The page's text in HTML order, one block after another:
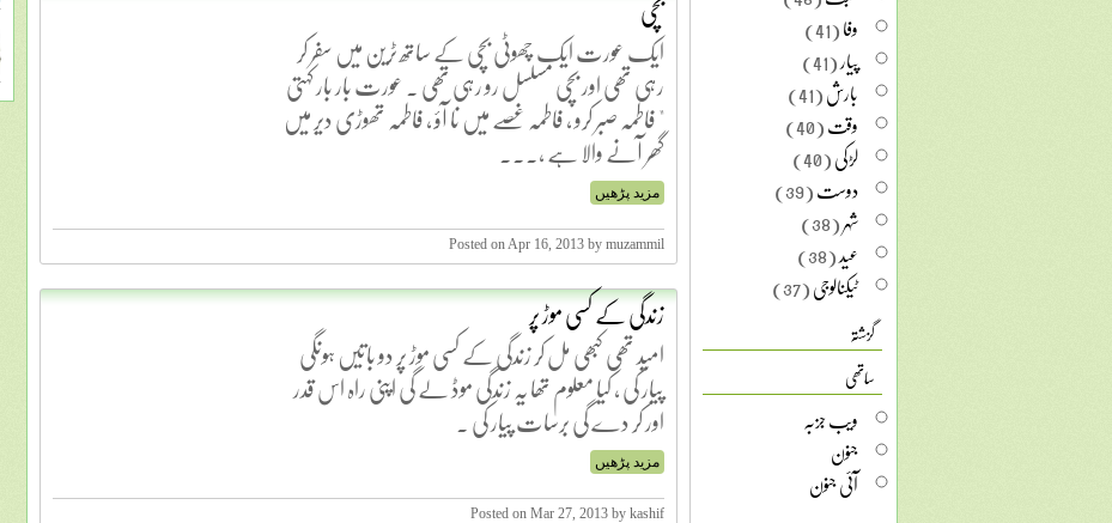
ایک عورت ایک چھوٹی بچی کے ساتھ ٹرین میں سفر کر
رہی تھی اور بچی مسلسل رو رہی تھی . عورت بار بار کہتی
" فاطمہ صبر کرو ، فاطمہ غصے میں نا آؤ ، فاطمہ تھوڑی دیر میں
گھر آنے والا ہے ،...
مزید پڑھیں
Posted on Apr 16, 2013 by muzammil
زندگی کے کسی موڑ پر
امید تھی کبھی مل کر زندگی کے کسی موڑ پر دو باتیں ہونگی
پیار کی ، کیا معلوم تھا یہ زندگی موڈ لے گی اپنی راہ اس قدر
اور کر دے گی برسات پیار کی .
مزید پڑھیں
Posted on Mar 27, 2013 by kashif
وفا(41)
پیار(41)
بارش(41)
وقت(40)
لڑکی(40)
دوست(39)
شہر(38)
عید(38)
ٹیکنالوجی(37)
گزشتہ
ساتھی
ویب جزبہ
جنون
آئی جنون